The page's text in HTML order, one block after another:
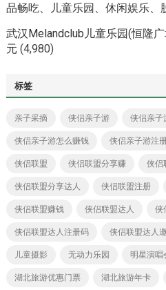
品畅吃、儿童乐园、休闲娱乐、
武汉Melandclub儿童乐园(恒隆
元 (4,980)
标签
亲子采摘 侠侣亲子游 侠侣亲子
侠侣亲子游怎么赚钱 侠侣亲子游注
侠侣联盟 侠侣联盟分享赚 侠侣
侠侣联盟分享达人 侠侣联盟注册
侠侣联盟赚钱 侠侣联盟达人 侠
侠侣联盟达人注册码 侠侣联盟达人
儿童摄影 无动力乐园 明星演唱
湖北旅游优惠门票 湖北旅游年卡